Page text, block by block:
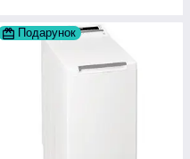
Подарунок